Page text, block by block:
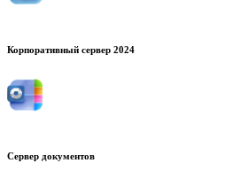
Корпоративный сервер 2024
Сервер документов